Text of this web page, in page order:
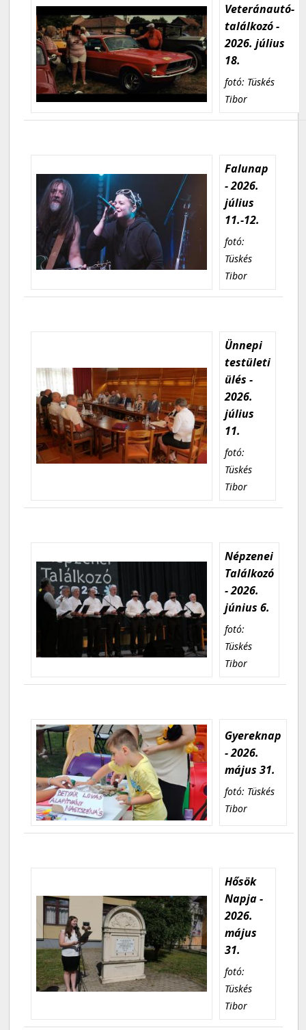
Veteránautó-
találkozó -
2026. július
18.
fotó: Tüskés
Tibor
Falunap
- 2026.
július
11.-12.
fotó:
Tüskés
Tibor
Ünnepi
testületi
ülés -
2026.
július
11.
fotó:
Tüskés
Tibor
Népzenei
Találkozó
- 2026.
június 6.
fotó:
Tüskés
Tibor
Gyereknap
- 2026.
május 31.
fotó: Tüskés
Tibor
Hősök
Napja -
2026.
május
31.
fotó:
Tüskés
Tibor